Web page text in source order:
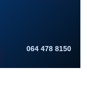
064 478 8150